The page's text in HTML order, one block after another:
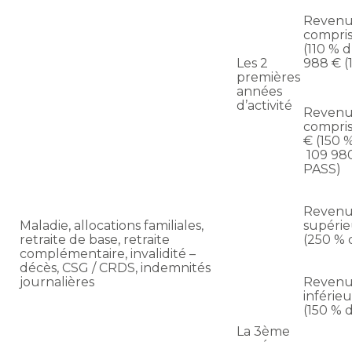
Maladie, allocations familiales,
retraite de base, retraite
complémentaire, invalidité –
décès, CSG / CRDS, indemnités
journalières
Les 2
premières
années
d’activité
(110 %
988 €
€ (150
109
PASS)
(250 %
La 3ème
(150 %